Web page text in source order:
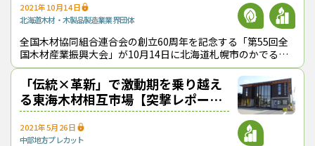
2021年10月14日
北海道木材・木製品製造業業界団体
全国木材協同組合連合会の創立60周年を記念する「第55回全
国木材産業振興大会」が10月14日に北海道札幌市のかでる
２・７（道立道民活動センター）で開催された。「『つくる責
任』・『つかう責任』─木材利
「伝統×革新」で激動期を乗り越え
る東海木材相互市場【突撃レポー
ト】
2021年5月26日
中部地方プレカット